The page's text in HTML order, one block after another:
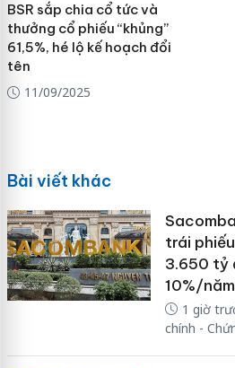
BSR sắp chia cổ tức và
thưởng cổ phiếu “khủng”
61,5%, hé lộ kế hoạch đổi
tên
11/09/2025
Bài viết khác
trái
3.650 tỷ
10%/năm
1 giờ
chính -